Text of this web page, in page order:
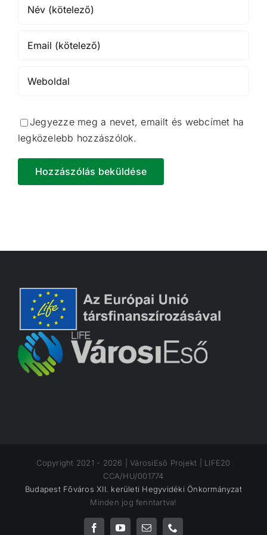
Jegyezze meg a nevet, emailt és webcímet ha
legközelebb hozzászólok.
Copyright 2021 - 2026 | VárosiEső Projekt | LIFE20
CCA/HU/001774
Budapest Főváros XII. kerületi Hegyvidéki Önkormányzat
Minden jog fenntartva!
FacebookYouTubeEmail:Phone